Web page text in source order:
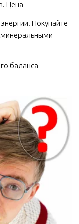
Цена
Покупайте
минеральными
баланса